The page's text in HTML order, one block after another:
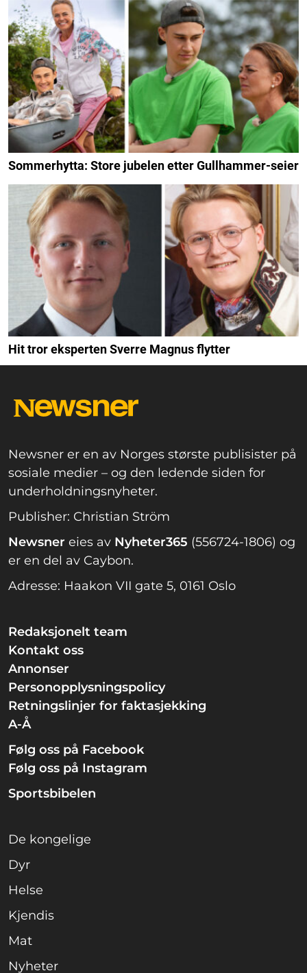
Sommerhytta: Store jubelen etter Gullhammer-seier
Hit tror eksperten Sverre Magnus flytter
Newsner er en av Norges største publisister på
sosiale medier – og den ledende siden for
underholdningsnyheter.
Publisher: Christian Ström
Newsner eies av Nyheter365 (556724-1806) og
er en del av Caybon.
Adresse: Haakon VII gate 5, 0161 Oslo
Redaksjonelt team
Kontakt oss
Annonser
Personopplysningspolicy
Retningslinjer for faktasjekking
A-Å
Følg oss på Facebook
Følg oss på Instagram
Sportsbibelen
De kongelige
Dyr
Helse
Kjendis
Mat
Nyheter